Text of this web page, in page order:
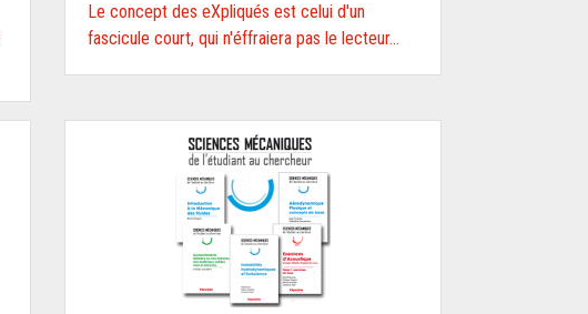
Le concept des eXpliqués est celui d'un
fascicule court, qui n'éffraiera pas le lecteur...